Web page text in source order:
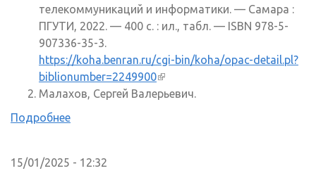
телекоммуникаций и информатики. — Самара :
ПГУТИ, 2022. — 400 с. : ил., табл. — ISBN 978-5-
907336-35-3.
https://koha.benran.ru/cgi-bin/koha/opac-detail.pl?
biblionumber=2249900(внешняя ссылка)
Малахов, Сергей Валерьевич.
Подробнее
15/01/2025 - 12:32